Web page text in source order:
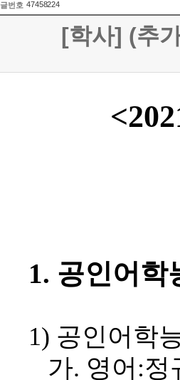
글번호 47458224
[학사] (추
1. 공인어학
1) 공인어학
가. 영어 :정